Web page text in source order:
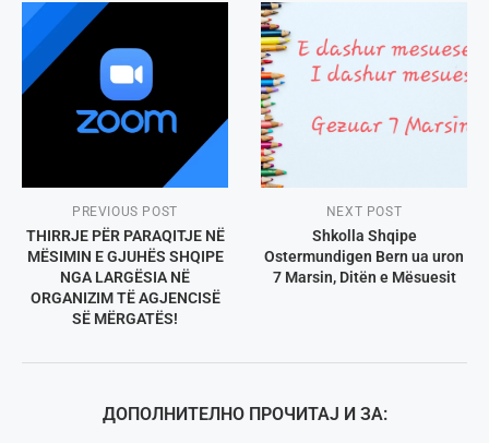
PREVIOUS POST
ТHIRRJE PËR PARAQITJE NË
MËSIMIN E GJUHËS SHQIPE
NGA LARGËSIA NË
ORGANIZIM TË AGJENCISË
SË MËRGATËS!
NEXT POST
Shkolla Shqipe
Ostermundigen Bern ua uron
7 Marsin, Ditën e Mësuesit
ДОПОЛНИТЕЛНО ПРОЧИТАЈ И ЗА: